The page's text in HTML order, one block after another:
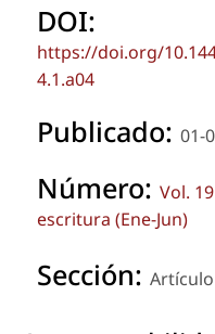
DOI:
https://doi.org/
4.1.a04
Publicado: 01-
Número: Vol.
escritura (Ene-Jun)
Sección: